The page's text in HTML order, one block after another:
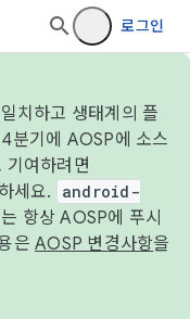
로그인
치하고 생태계의 플
분기에 AOSP에 소스
기여하려면
세요.
android-
항상 AOSP에 푸시
은 AOSP 변경사항을